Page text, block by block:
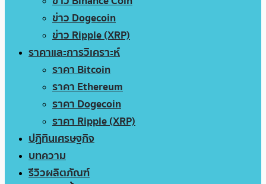
ข่าว Dogecoin
ข่าว Ripple (XRP)
ราคาและการวิเคราะห์
ราคา Bitcoin
ราคา Ethereum
ราคา Dogecoin
ราคา Ripple (XRP)
ปฏิทินเศรษฐกิจ
บทความ
รีวิวผลิตภัณฑ์